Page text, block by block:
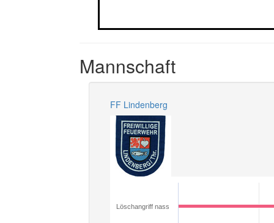
Mannschaft
FF Lindenberg
Löschangriff nass